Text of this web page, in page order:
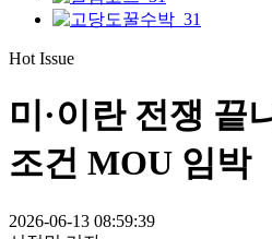
Hot Issue
미·이란 전쟁
조건 MOU 임박
2026-06-13 08:59:39